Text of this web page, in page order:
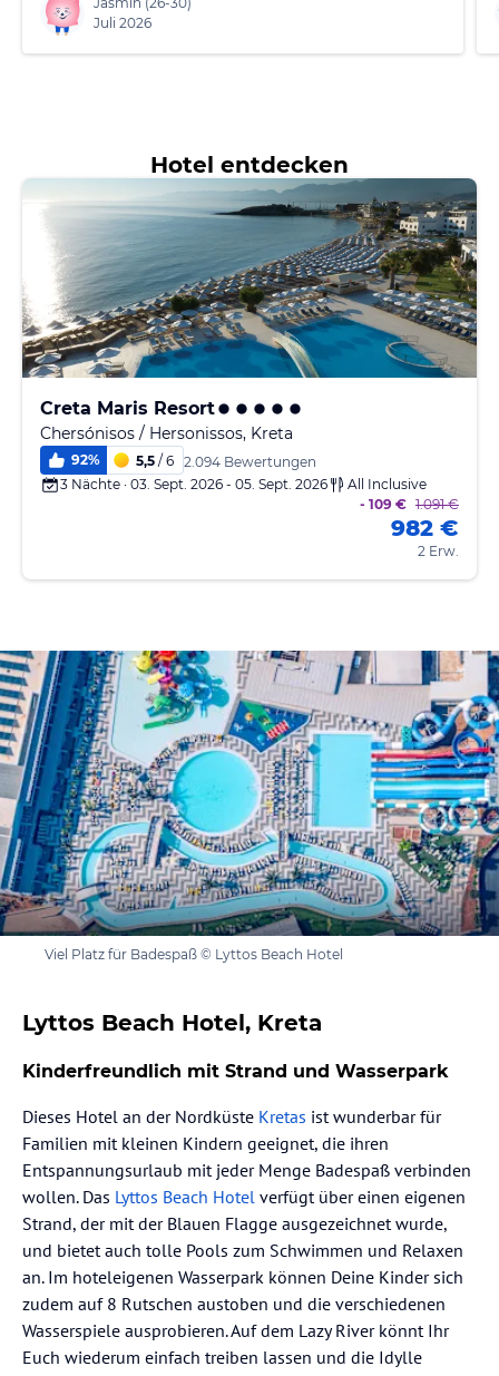
Juli 2026
Hotel entdecken
Creta Maris Resort
Chersónisos / Hersonissos, Kreta
92% 5,5 / 6 2.094 Bewertungen
3 Nächte · 03. Sept. 2026 - 05. Sept. 2026
All Inclusive
- 109 € 1.091 €
982 €
2 Erw.
Viel Platz für Badespaß © Lyttos Beach Hotel
Lyttos Beach Hotel, Kreta
Kinderfreundlich mit Strand und Wasserpark
Dieses Hotel an der Nordküste Kretas ist wunderbar für
Familien mit kleinen Kindern geeignet, die ihren
Entspannungsurlaub mit jeder Menge Badespaß verbinden
wollen. Das Lyttos Beach Hotel verfügt über einen eigenen
Strand, der mit der Blauen Flagge ausgezeichnet wurde,
und bietet auch tolle Pools zum Schwimmen und Relaxen
an. Im hoteleigenen Wasserpark können Deine Kinder sich
zudem auf 8 Rutschen austoben und die verschiedenen
Wasserspiele ausprobieren. Auf dem Lazy River könnt Ihr
Euch wiederum einfach treiben lassen und die Idylle